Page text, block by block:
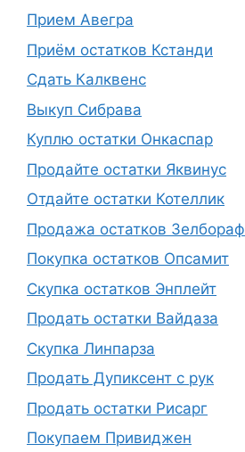
Прием Авегра
Приём остатков Кстанди
Сдать Калквенс
Выкуп Сибрава
Куплю остатки Онкаспар
Продайте остатки Яквинус
Отдайте остатки Котеллик
Продажа остатков Зелбораф
Покупка остатков Опсамит
Скупка остатков Энплейт
Продать остатки Вайдаза
Скупка Линпарза
Продать Дупиксент с рук
Продать остатки Рисарг
Покупаем Привиджен